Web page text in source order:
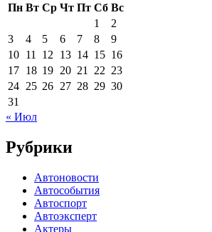
Пн Вт Ср Чт Пт Сб Вс
1
2
3
4 5 6 7 8
9
10 11 12 13 14 15 16
17 18 19 20 21 22 23
24 25 26 27 28 29 30
31
« Июл
Рубрики
Автоновости
Автособытия
Автоспорт
Автоэксперт
Актеры